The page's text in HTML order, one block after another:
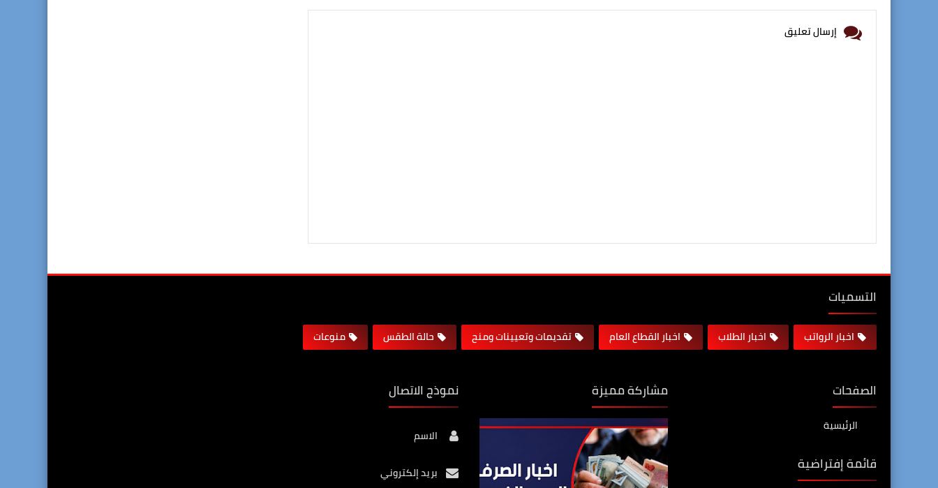
إرسال تعليق
التسميات
اخبار الرواتب اخبار الطلاب اخبار القطاع العام تقديمات وتعيينات ومنح حالة الطقس منوعات
الصفحات
الرئيسية
قائمة إفتراضية
مشاركة مميزة نموذج الاتصال
الاسم
بريد إلكتروني